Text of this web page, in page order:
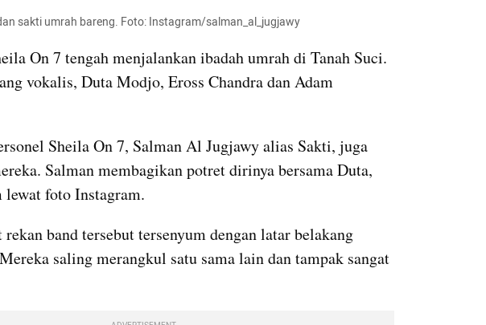
sakti umrah bareng. Foto: Instagram/salman_al_jugjawy
On 7 tengah menjalankan ibadah umrah di Tanah Suci.
vokalis, Duta Modjo, Eross Chandra dan Adam
Sheila On 7, Salman Al Jugjawy alias Sakti, juga
Salman membagikan potret dirinya bersama Duta,
lewat foto Instagram.
band tersebut tersenyum dengan latar belakang
saling merangkul satu sama lain dan tampak sangat